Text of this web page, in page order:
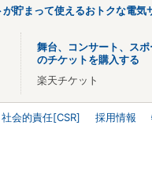
が貯まって使えるおトクな電気
舞台、コンサート、スポ
のチケットを購入する
楽天チケット
社会的責任[CSR] 採用情報